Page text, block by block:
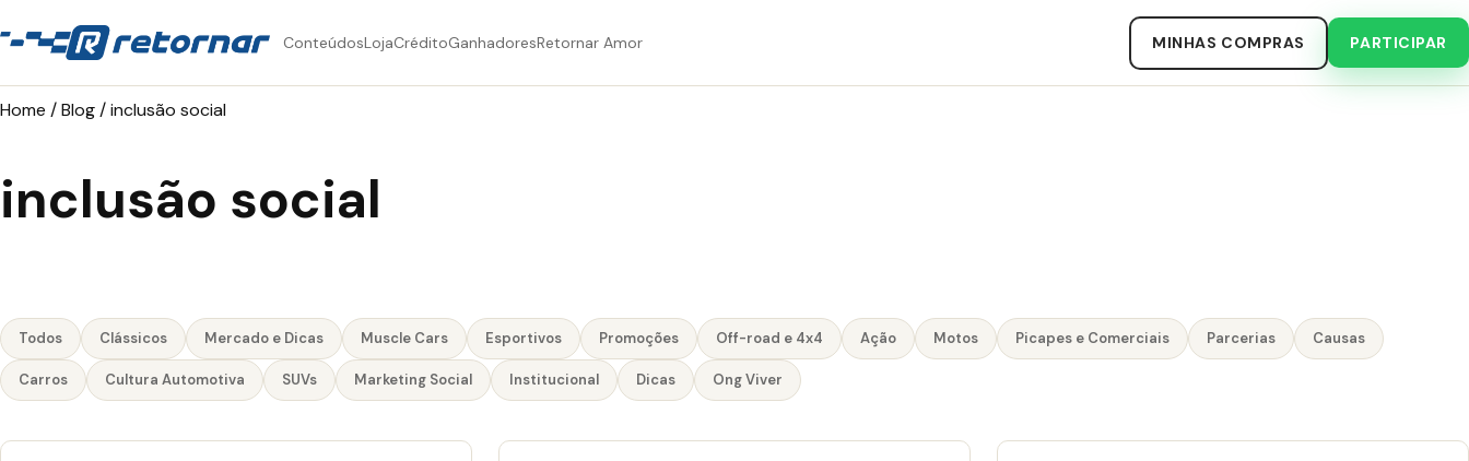
ConteúdosLojaCréditoGanhadoresRetornar Amor MINHAS COMPRAS PARTICIPAR
Home /Blog/inclusão social
inclusão social
Todos Clássicos Mercado e Dicas Muscle Cars Esportivos Promoções Off-road e 4x4 Ação Motos Picapes e Comerciais Parcerias Causas
Carros Cultura Automotiva SUVs Marketing Social Institucional Dicas Ong Viver